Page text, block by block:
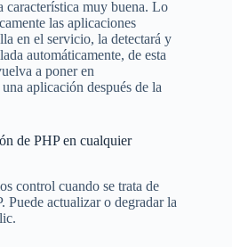
característica muy buena. Lo
las aplicaciones
en el servicio, la detectará y
automáticamente, de esta
a poner en
aplicación después de la
de PHP en cualquier
control cuando se trata de
Puede actualizar o degradar la